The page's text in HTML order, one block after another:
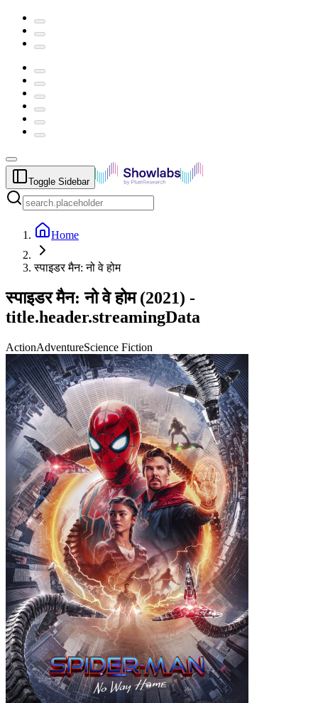
Toggle Sidebar
Home
स्पाइडर मैन: नो वे होम
स्पाइडर मैन: नो वे होम(2021) -
title.header.streamingData
ActionAdventureScience Fiction